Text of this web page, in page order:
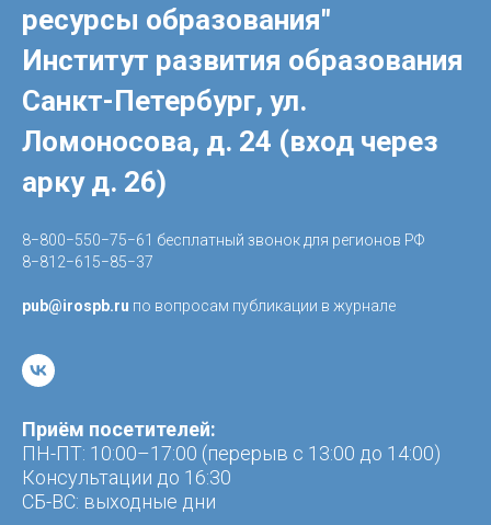
ресурсы образования"
Институт развития образования
Санкт-Петербург, ул.
Ломоносова, д. 24 (вход через
арку д. 26)
8−800−550−75−61 бесплатный звонок для регионов РФ
8−812−615−85−37
pub@irospb.ru по вопросам публикации в журнале
Приём посетителей:
ПН-ПТ: 10:00–17:00 (перерыв с 13:00 до 14:00)
Консультации до 16:30
CБ-ВС: выходные дни